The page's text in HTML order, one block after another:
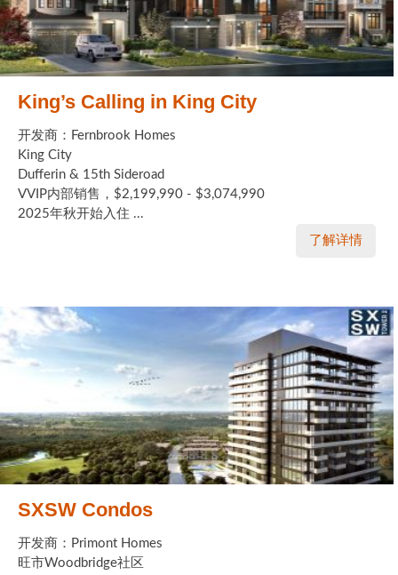
King’s Calling in King City
开发商：Fernbrook Homes
King City
Dufferin & 15th Sideroad
VVIP内部销售，$2,199,990 - $3,074,990
2025年秋开始入住 ...
了解详情
SXSW Condos
开发商：Primont Homes
旺市Woodbridge社区